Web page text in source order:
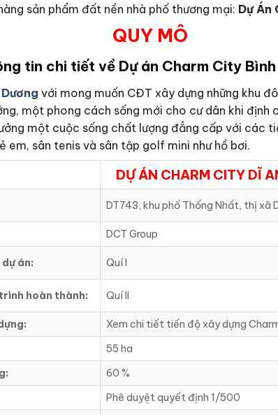
sản phẩm đất nền nhà phố thương mại: Dự Án
QUY MÔ
tin chi tiết về Dự án Charm City
với mong muốn CĐT xây dựng những khu
một phong cách sống mới cho cư dân khi định
một cuộc sống chất lượng đẳng cấp với
sân tenis và sân tập golf mini như hồ bơi.
DỰ ÁN CHARM CITY DĨ
DT743, khu phố Thống Nhất, thị xã
DCT Group
án: Quí I
hoàn thành: Quí II
Xem chi tiết tiến độ xây dựng
55 ha
60 %
Phê duyệt quyết định 1/500